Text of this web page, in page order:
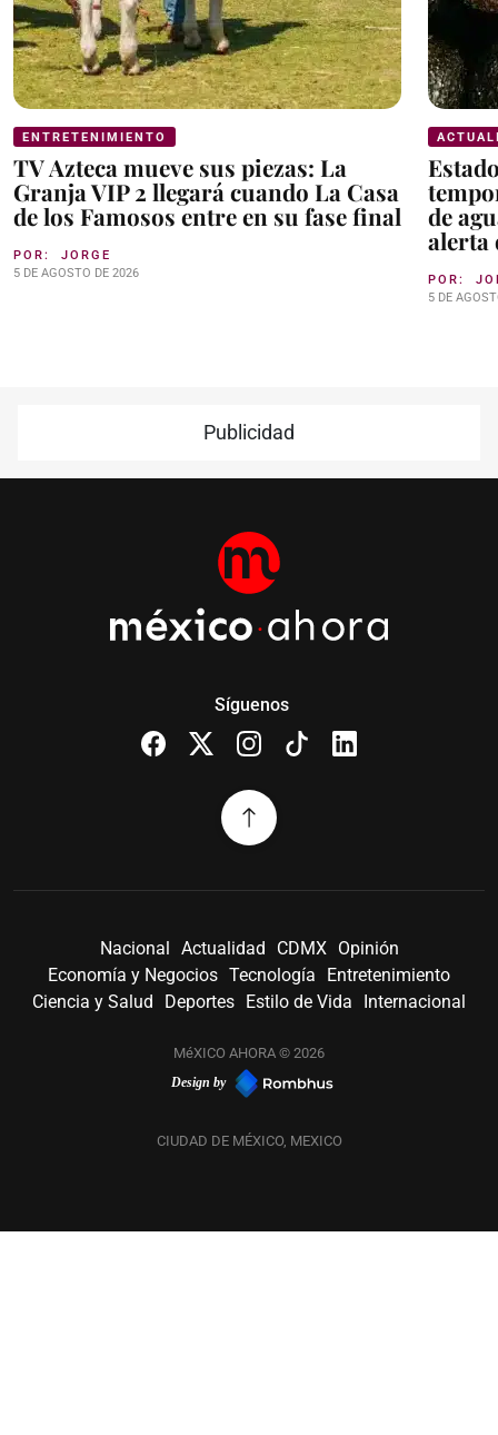
ENTRETENIMIENTO
TV Azteca mueve sus piezas: La
Granja VIP 2 llegará cuando La Casa
de los Famosos entre en su fase final
POR: JORGE
5 DE AGOSTO DE 2026
de
alerta
POR:
5 DE
Publicidad
Síguenos
Nacional Actualidad CDMX
Opinión
Economía y Negocios Tecnología
Entretenimiento
Ciencia y Salud
Deportes Estilo de Vida Internacional
MéXICO AHORA © 2026
Design by
CIUDAD DE MÉXICO, MEXICO